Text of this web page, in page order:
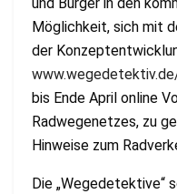
und Bürger in den
Möglichkeit, sich mit
der
bis Ende April online
Radwegenetzes, zu
Hinweise zum
Die „Wegedetektive“